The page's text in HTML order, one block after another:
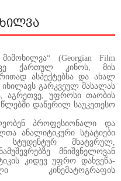
(Georgian Film
ქართულ კინოს, მის
ასპექტებსა და ახალ
გარკვეულ მასალას
აგრეთვე, უფროსი თაობის
დაწერილ საუკეთესო
პროფესიონალი და
ანალიტიკური სტატიები
მხატვრულ,
მნიშვნელოვან
კიდევ უფრო დახვეწა-
კინემატოგრაფის